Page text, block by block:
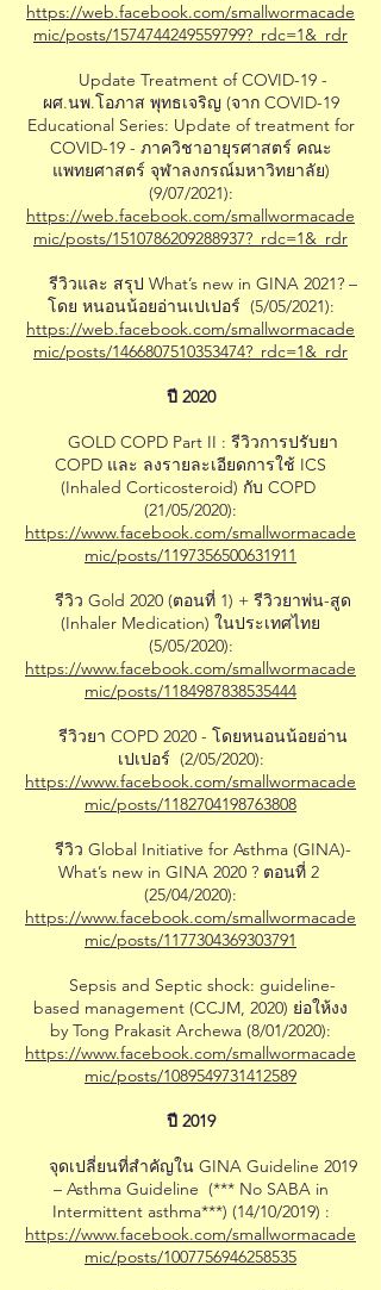
https://web.facebook.com/smallwormacade
mic/posts/1574744249559799?_rdc=1&_rdr
Update Treatment of COVID-19 -
ผศ.นพ.โอภาส พุทธเจริญ (จาก COVID-19
Educational Series: Update of treatment for
COVID-19 - ภาควิชาอายุรศาสตร์ คณะ
แพทยศาสตร์ จุฬาลงกรณ์มหาวิทยาลัย)
(9/07/2021):
https://web.facebook.com/smallwormacade
mic/posts/1510786209288937?_rdc=1&_rdr
รีวิวและ สรุป What’s new in GINA 2021? –
โดย หนอนน้อยอ่านเปเปอร์ (5/05/2021):
https://web.facebook.com/smallwormacade
mic/posts/1466807510353474?_rdc=1&_rdr
ปี 2020
GOLD COPD Part II : รีวิวการปรับยา
COPD และ ลงรายละเอียดการใช้ ICS
(Inhaled Corticosteroid) กับ COPD
(21/05/2020):
https://www.facebook.com/smallwormacade
mic/posts/1197356500631911
รีวิว Gold 2020 (ตอนที่ 1) + รีวิวยาพ่น-สูด
(Inhaler Medication) ในประเทศไทย
(5/05/2020):
https://www.facebook.com/smallwormacade
mic/posts/1184987838535444
รีวิวยา COPD 2020 - โดยหนอนน้อยอ่าน
เปเปอร์ (2/05/2020):
https://www.facebook.com/smallwormacade
mic/posts/1182704198763808
รีวิว Global Initiative for Asthma (GINA)-
What’s new in GINA 2020 ? ตอนที่ 2
(25/04/2020):
https://www.facebook.com/smallwormacade
mic/posts/1177304369303791
Sepsis and Septic shock: guideline-
based management (CCJM, 2020) ย่อให้งง
by Tong Prakasit Archewa (8/01/2020):
https://www.facebook.com/smallwormacade
mic/posts/1089549731412589
ปี 2019
จุดเปลี่ยนที่สำคัญใน GINA Guideline 2019
– Asthma Guideline (*** No SABA in
Intermittent asthma***) (14/10/2019) :
https://www.facebook.com/smallwormacade
mic/posts/1007756946258535